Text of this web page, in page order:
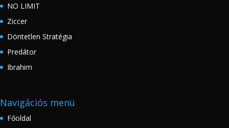
NO LIMIT
Ziccer
Döntetlen Stratégia
Predátor
Ibrahim
Navigációs menü
Főoldal